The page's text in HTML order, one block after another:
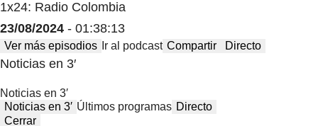
1x24: Radio Colombia
23/08/2024 - 01:38:13
Ver más episodios Ir al podcast Compartir Directo
Noticias en 3′
Noticias en 3′
Noticias en 3′ Últimos programas Directo
Cerrar